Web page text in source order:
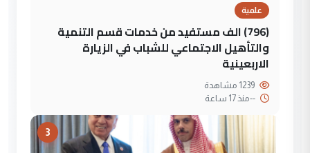
علمية
(796) الف مستفيد من خدمات قسم التنمية
والتأهيل الاجتماعي للشباب في الزيارة
الاربعينية
--منذ 17 ساعة
3